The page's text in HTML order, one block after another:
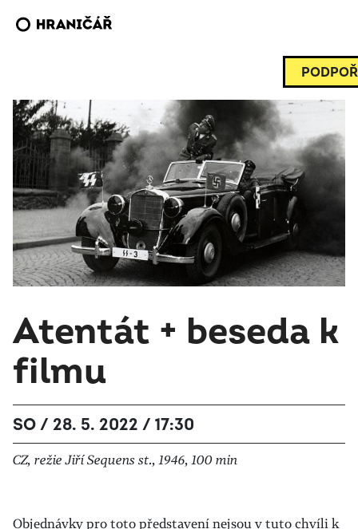
Atentát + beseda k
filmu
SO / 28. 5. 2022 / 17:30
CZ, režie Jiří Sequens st., 1946, 100 min
Objednávky pro toto představení nejsou v tuto chvíli k